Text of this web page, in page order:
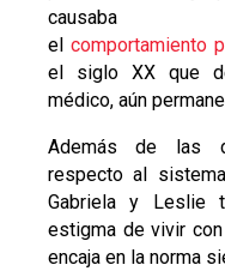
el comportamiento
el siglo XX que
médico, aún
Además de las
respecto al
Gabriela y Leslie
estigma de vivir
encaja en la norma